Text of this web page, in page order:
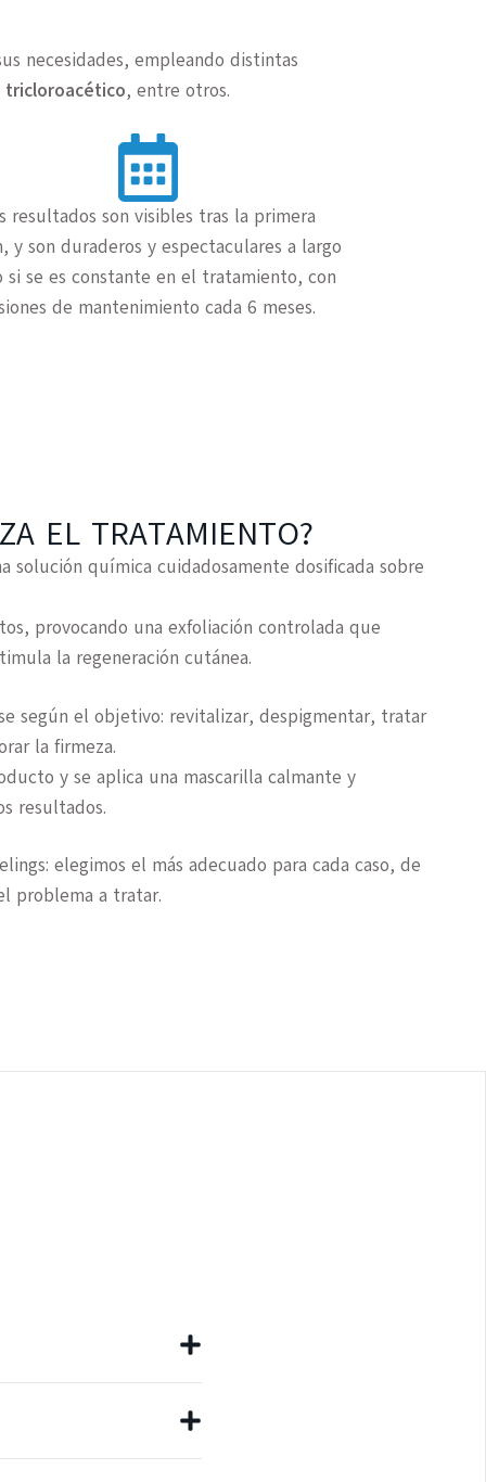
necesidades, empleando distintas
tricloroacético, entre otros.
resultados son visibles tras la primera
y son duraderos y espectaculares a largo
si se es constante en el tratamiento, con
de mantenimiento cada 6 meses.
EL TRATAMIENTO?
solución química cuidadosamente dosificada sobre
provocando una exfoliación controlada que
la regeneración cutánea.
según el objetivo: revitalizar, despigmentar, tratar
la firmeza.
y se aplica una mascarilla calmante y
resultados.
: elegimos el más adecuado para cada caso, de
problema a tratar.